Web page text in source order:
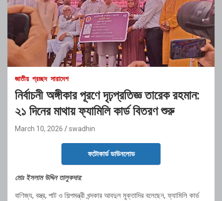
জাতীয় প্রচ্ছদ সারাদেশ
নির্বাচনী অঙ্গীকার পূরণে দৃঢ়প্রতিজ্ঞ তারেক রহমান:
২১ দিনের মাথায় ফ্যামিলি কার্ড বিতরণ শুরু
March 10, 2026 swadhin
ফটোকার্ড ডাউনলোড
মোঃ ইসলাম উদ্দিন তালুকদার:
বাণিজ্য, বস্ত্র, পাট ও শিল্পমন্ত্রী খন্দকার আবদুল মুক্তাদির বলেছেন, ফ্যামিলি কার্ড